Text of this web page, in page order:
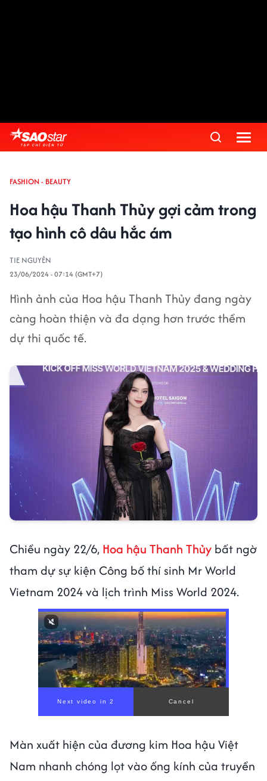
FASHION - BEAUTY
Hoa hậu Thanh Thủy gợi cảm trong
tạo hình cô dâu hắc ám
TIE NGUYÊN
23/06/2024 - 07:14 (GMT+7)
Hình ảnh của Hoa hậu Thanh Thủy đang ngày
càng hoàn thiện và đa dạng hơn trước thềm
dự thi quốc tế.
Chiều ngày 22/6, Hoa hậu Thanh Thủy bất ngờ
tham dự sự kiện Công bố thí sinh Mr World
Vietnam 2024 và lịch trình Miss World 2024.
Màn xuất hiện của đương kim Hoa hậu Việt
Nam nhanh chóng lọt vào ống kính của truyền